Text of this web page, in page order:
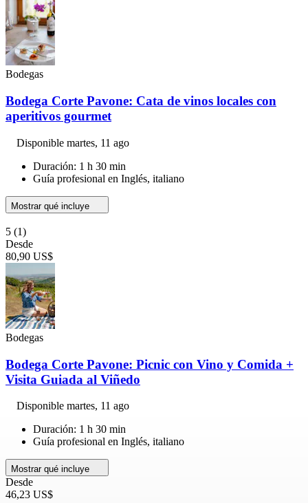
Bodegas
Bodega Corte Pavone: Cata de vinos locales con
aperitivos gourmet
Disponible martes, 11 ago
Duración: 1 h 30 min
Guía profesional en Inglés, italiano
Mostrar qué incluye
5 (1)
Desde
80,90 US$
Bodegas
Bodega Corte Pavone: Picnic con Vino y Comida +
Visita Guiada al Viñedo
Disponible martes, 11 ago
Duración: 1 h 30 min
Guía profesional en Inglés, italiano
Mostrar qué incluye
Desde
46,23 US$